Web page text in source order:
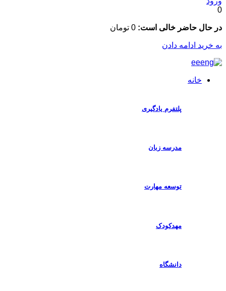
حاضر خالی است: 0 تومان
ادامه دادن
خانه
پلتفرم یادگیری
مدرسه زبان
توسعه مهارت
مهدکودک
دانشگاه